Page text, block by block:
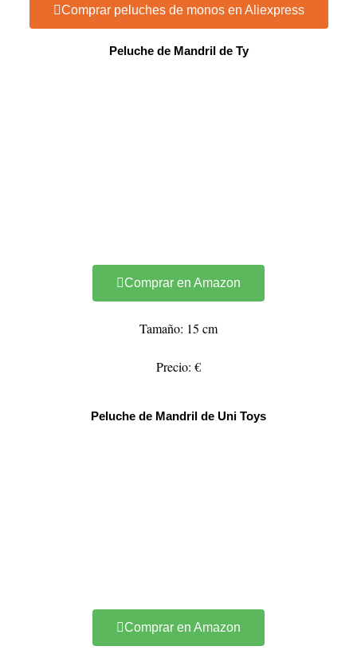
Comprar peluches de monos en Aliexpress
Peluche de Mandril de Ty
Comprar en Amazon
Tamaño: 15 cm
Precio: €
Peluche de Mandril de Uni Toys
Comprar en Amazon